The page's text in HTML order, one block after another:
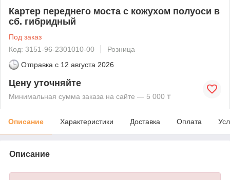
Картер переднего моста с кожухом полуоси в
сб. гибридный
Под заказ
Код: 3151-96-2301010-00
Розница
Отправка с 12 августа 2026
Цену уточняйте
Минимальная сумма заказа на сайте — 5 000 ₸
Описание Характеристики Доставка Оплата
Описание